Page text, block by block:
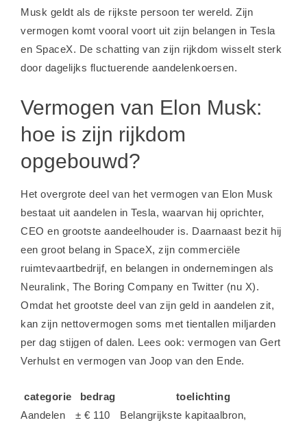
Musk geldt als de rijkste persoon ter wereld. Zijn
vermogen komt vooral voort uit zijn belangen in Tesla
en SpaceX. De schatting van zijn rijkdom wisselt sterk
door dagelijks fluctuerende aandelenkoersen.
Vermogen van Elon Musk:
hoe is zijn rijkdom
opgebouwd?
Het overgrote deel van het vermogen van Elon Musk
bestaat uit aandelen in Tesla, waarvan hij oprichter,
CEO en grootste aandeelhouder is. Daarnaast bezit hij
een groot belang in SpaceX, zijn commerciële
ruimtevaartbedrijf, en belangen in ondernemingen als
Neuralink, The Boring Company en Twitter (nu X).
Omdat het grootste deel van zijn geld in aandelen zit,
kan zijn nettovermogen soms met tientallen miljarden
per dag stijgen of dalen. Lees ook: vermogen van Gert
Verhulst en vermogen van Joop van den Ende.
categorie bedrag
toelichting
Aandelen
± € 110
Belangrijkste kapitaalbron,